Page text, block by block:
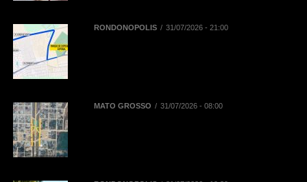
RONDONÓPOLIS 31/07/2026 - 21:00
MATO GROSSO 31/07/2026 - 08:00